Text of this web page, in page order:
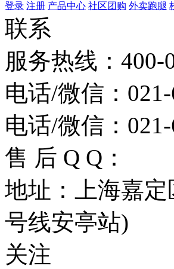
登录 注册 产品中心 社区团购 外卖跑腿
联系
服务热线：400-
电话/微信：
电话/微信：
售 后 Q Q：
地址：上海嘉
号线安亭站)
关注